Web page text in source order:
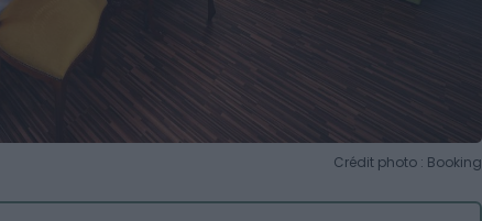
Crédit photo : Booking